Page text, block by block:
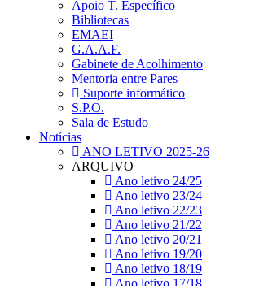
Apoio T. Específico
Bibliotecas
EMAEI
G.A.A.F.
Gabinete de Acolhimento
Mentoria entre Pares
Suporte informático
S.P.O.
Sala de Estudo
Notícias
ANO LETIVO 2025-26
ARQUIVO
Ano letivo 24/25
Ano letivo 23/24
Ano letivo 22/23
Ano letivo 21/22
Ano letivo 20/21
Ano letivo 19/20
Ano letivo 18/19
Ano letivo 17/18